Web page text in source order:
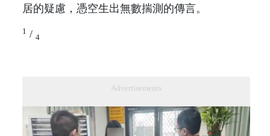
居的疑慮，憑空生出無數揣測的傳言。
1 / 4
Advertisements